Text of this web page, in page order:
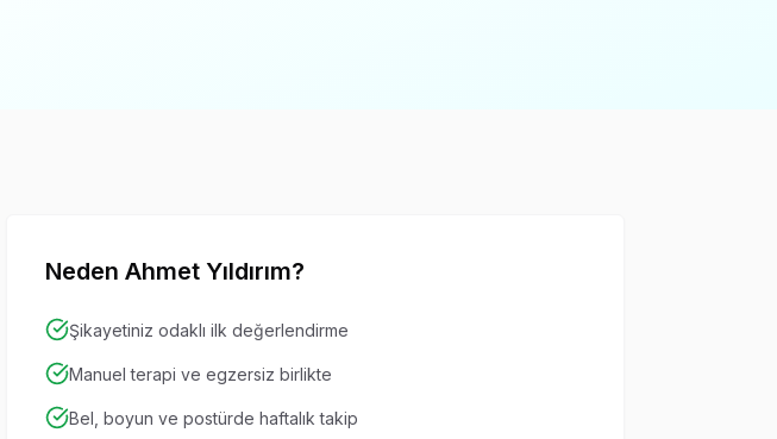
Neden Ahmet Yıldırım?
Şikayetiniz odaklı ilk değerlendirme
Manuel terapi ve egzersiz birlikte
Bel, boyun ve postürde haftalık takip